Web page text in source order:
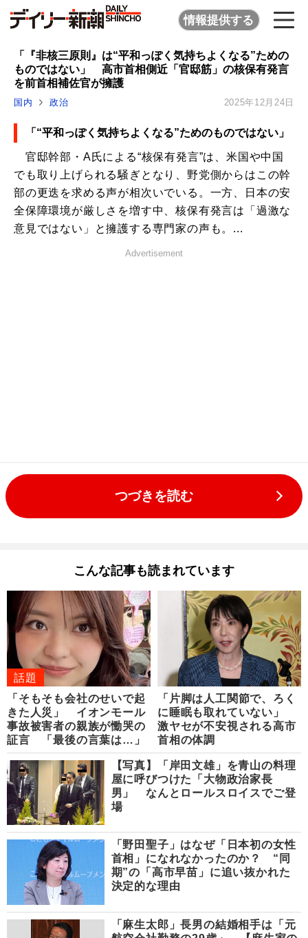
情報提供する
「『非核三原則』は“平和っぽく気持ちよくなる”ための
ものではない」 高市首相側近「官邸筋」の核保有発言
を前首相補佐官が擁護
国内 政治 2025年12月24日
「“平和っぽく気持ちよくなる”ためのものではない」
官邸幹部・A氏による“核保有発言”は、米国や中国
でも取り上げられる騒ぎとなり、野党側からはこの幹
部の更迭を求める声が相次いでいる。一方、日本の安
全保障環境が厳しさを増す中、核保有発言は「過激な
意見ではない」と擁護する専門家の声も。...
Advertisement
つづきを読む
こんな記事も読まれています
話題
「そもそも会社のせいで起
きた人災」 イオンモール
事故被害者の親族が慟哭の
証言 「最後の言葉は…」
「片脚は人工関節で、ろく
に睡眠も取れていない」
激ヤセが不安視される高市
首相の体調
【写真】「岸田文雄」を青山の料理
屋に呼びつけた「大物政治家長
男」 なんとロールスロイスでご登
場
「野田聖子」はなぜ「日本初の女性
首相」になれなかったのか？ “同
期”の「高市早苗」に追い抜かれた
決定的な理由
「麻生太郎」長男の結婚相手は「元